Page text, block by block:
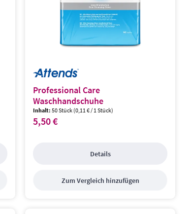
Professional Care
Waschhandschuhe
Inhalt:50 Stück (0,11 € / 1 Stück)
Regulärer Preis:
5,50 €
Details
Zum Vergleich hinzufügen